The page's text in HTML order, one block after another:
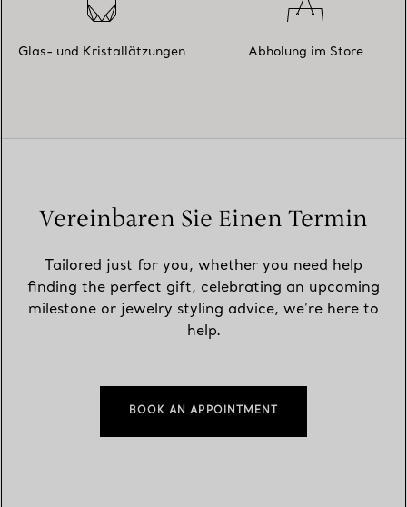
Glas- und Kristallätzungen Abholung im Store
Vereinbaren Sie Einen Termin
Tailored just for you, whether you need help
finding the perfect gift, celebrating an upcoming
milestone or jewelry styling advice, we’re here to
help.
BOOK AN APPOINTMENT